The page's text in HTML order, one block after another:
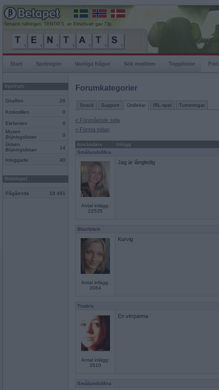
Senaste rullningen, TENTATS, av ElinaSvart gav 73p
Start Spelregler Vanliga frågor Sök medlem Topplistor
Spelrum
Giraffen 26
Krokodilen 0
Elefanten
0
Musen
Böjningslistan
0
Grisen
Böjningslistan
14
Inloggade 40
Mobilspel
Pågående 18 491
Forumkategorier
Snack Support Ordlekar IRL-spel Turneringar
« Föregående sida
« Första sidan
Användare
Inlägg
SmålandsMira
Antal inlägg:
22535
Jag är långledig
Blairbitch
Antal inlägg:
2064
Kurvig
Tindris
Antal inlägg:
3510
En virrpanna
SmålandsMira